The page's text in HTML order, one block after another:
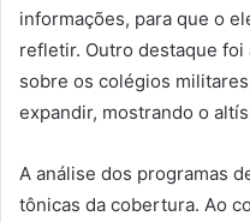
informações, para que o
refletir. Outro destaque
sobre os colégios
expandir, mostrando o
A análise dos programas
tônicas da cobertura. Ao